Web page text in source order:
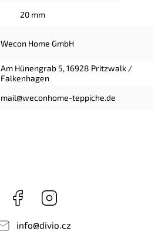
20 mm
Wecon Home GmbH
Am Hünengrab 5, 16928 Pritzwalk /
Falkenhagen
mail@weconhome-teppiche.de
Facebook
info@divio.cz